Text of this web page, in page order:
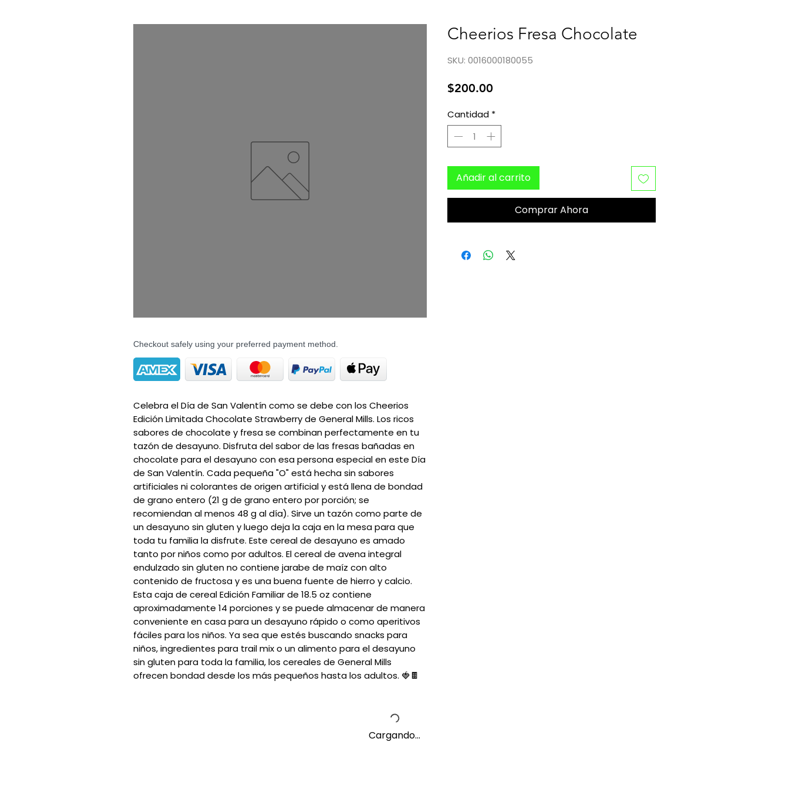
Checkout safely using your preferred payment method.
Celebra el Día de San Valentín como se debe con los Cheerios
Edición Limitada Chocolate Strawberry de General Mills. Los ricos
sabores de chocolate y fresa se combinan perfectamente en tu
tazón de desayuno. Disfruta del sabor de las fresas bañadas en
chocolate para el desayuno con esa persona especial en este Día
de San Valentín. Cada pequeña "O" está hecha sin sabores
artificiales ni colorantes de origen artificial y está llena de bondad
de grano entero (21 g de grano entero por porción; se
recomiendan al menos 48 g al día). Sirve un tazón como parte de
un desayuno sin gluten y luego deja la caja en la mesa para que
toda tu familia la disfrute. Este cereal de desayuno es amado
tanto por niños como por adultos. El cereal de avena integral
endulzado sin gluten no contiene jarabe de maíz con alto
contenido de fructosa y es una buena fuente de hierro y calcio.
Esta caja de cereal Edición Familiar de 18.5 oz contiene
aproximadamente 14 porciones y se puede almacenar de manera
conveniente en casa para un desayuno rápido o como aperitivos
fáciles para los niños. Ya sea que estés buscando snacks para
niños, ingredientes para trail mix o un alimento para el desayuno
sin gluten para toda la familia, los cereales de General Mills
ofrecen bondad desde los más pequeños hasta los adultos. 🍓🍫
Cheerios Fresa Chocolate
SKU: 0016000180055
$200.00
Cantidad *
Añadir al carrito
Comprar Ahora
Cargando...